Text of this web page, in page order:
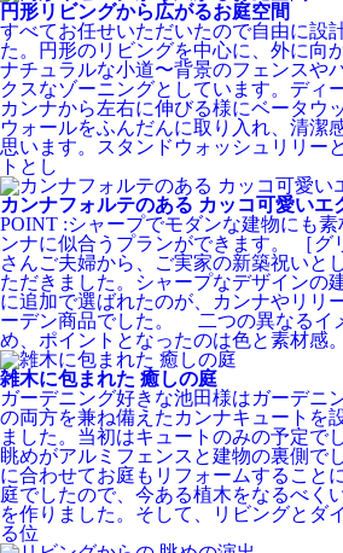
円形リビングから広がるお庭空間
すべてお任せいただいたので自由に設
た。円形のリビングを中心に、外に向
ナチュラルな小道〜背景のフェンスや
クスなゾーニングとしています。ディ
カンナから左右に伸びる様にベータウ
ウォールをふんだんに取り入れ、清潔
思います。スタンドウォッシュリリー
トとし
カンナフォルテのある カッコ可愛いエ
POINT :シャープでモダンな建物にも
ンナに似合うプランができます。 ［グ
さんご夫婦から、ご実家の新築祝いと
ただきました。シャープなデザインの
に追加で選ばれたのが、カンナやリリ
ーデン商品でした。 二つの異なるイ
め、ポイントとなったのは色と素材感。
雑木に包まれた 癒しの庭
ガーデニング好きな池田様はガーデニ
の両方を兼ね備えたカンナキュートを
ました。当初はキュートのみの予定で
眺めがアルミフェンスと建物の裏側で
に合わせてお庭もリフォームすること
庭でしたので、今ある植木をなるべく
を作りました。そして、リビングとダ
る位